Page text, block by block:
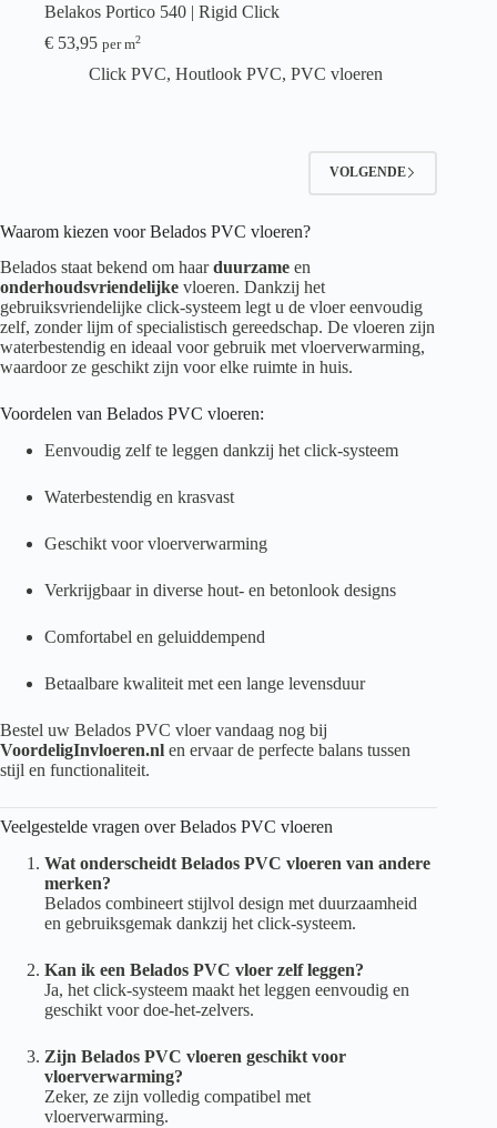
Belakos Portico 540 | Rigid Click
€ 53,95 per m2
Click PVC, Houtlook PVC, PVC vloeren
VOLGENDE
Waarom kiezen voor Belados PVC vloeren?
Belados staat bekend om haarduurzame en
onderhoudsvriendelijke vloeren. Dankzij het
gebruiksvriendelijke click-systeem legt u de vloer eenvoudig
zelf, zonder lijm of specialistisch gereedschap. De vloeren zijn
waterbestendig en ideaal voor gebruik met vloerverwarming,
waardoor ze geschikt zijn voor elke ruimte in huis.
Voordelen van Belados PVC vloeren:
Eenvoudig zelf te leggen dankzij het click-systeem
Waterbestendig en krasvast
Geschikt voor vloerverwarming
Verkrijgbaar in diverse hout- en betonlook designs
Comfortabel en geluiddempend
Betaalbare kwaliteit met een lange levensduur
Bestel uw Belados PVC vloer vandaag nog bij
VoordeligInvloeren.nl en ervaar de perfecte balans tussen
stijl en functionaliteit.
Veelgestelde vragen over Belados PVC vloeren
Wat onderscheidt Belados PVC vloeren van andere
merken?
Belados combineert stijlvol design met duurzaamheid
en gebruiksgemak dankzij het click-systeem.
Kan ik een Belados PVC vloer zelf leggen?
Ja, het click-systeem maakt het leggen eenvoudig en
geschikt voor doe-het-zelvers.
Zijn Belados PVC vloeren geschikt voor
vloerverwarming?
Zeker, ze zijn volledig compatibel met
vloerverwarming.